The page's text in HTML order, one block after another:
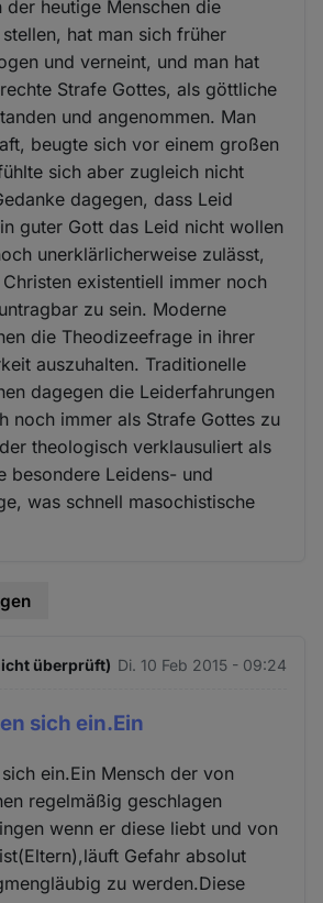
der heutige Menschen die
hat man sich früher
und verneint, und man hat
Strafe Gottes, als göttliche
und angenommen. Man
beugte sich vor einem großen
sich aber zugleich nicht
dagegen, dass Leid
guter Gott das Leid nicht wollen
unerklärlicherweise zulässt,
existentiell immer noch
zu sein. Moderne
die Theodizeefrage in ihrer
auszuhalten. Traditionelle
dagegen die Leiderfahrungen
noch immer als Strafe Gottes zu
theologisch verklausuliert als
besondere Leidens- und
was schnell masochistische
überprüft) Di. 10 Feb 2015 - 09:24
sich ein.Ein
ein.Ein Mensch der von
regelmäßig geschlagen
wenn er diese liebt und von
Gefahr absolut
zu werden.Diese